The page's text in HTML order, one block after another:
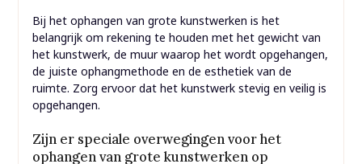
Bij het ophangen van grote kunstwerken is het
belangrijk om rekening te houden met het gewicht van
het kunstwerk, de muur waarop het wordt opgehangen,
de juiste ophangmethode en de esthetiek van de
ruimte. Zorg ervoor dat het kunstwerk stevig en veilig is
opgehangen.
Zijn er speciale overwegingen voor het
ophangen van grote kunstwerken op